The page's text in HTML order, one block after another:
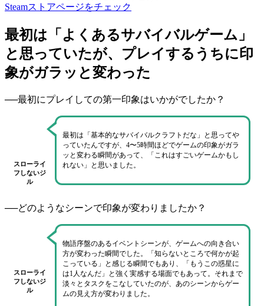
Steamストアページをチェック
最初は「よくあるサバイバルゲーム」
と思っていたが、プレイするうちに印
象がガラッと変わった
──最初にプレイしての第一印象はいかがでしたか？
スローライ
フしないジ
ル
最初は「基本的なサバイバルクラフトだな」と思ってや
っていたんですが、 4〜5時間ほどでゲームの印象がガラ
ッと変わる瞬間があって
「これはすごいゲームかもし
れない」
と思いました。
──どのようなシーンで印象が変わりましたか？
スローライ
フしないジ
ル
物語序盤のあるイベントシーンが、ゲームへの向き合い
方が変わった瞬間でした。「知らないところで何かが起
こっている」と感じる瞬間でもあり、
「もうこの惑星に
は1人なんだ」と強く実感する場面でもあって。それまで
淡々とタスクをこなしていたのが、あのシーンからゲー
ムの見え方が変わりました。